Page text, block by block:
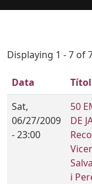
Displaying 1 - 7 of
Data Títol
Sat,
06/27/2009
- 23:00
50
DE
i